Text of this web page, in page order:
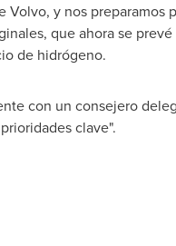
y nos preparamos
que ahora se
de hidrógeno.
con un consejero
clave".